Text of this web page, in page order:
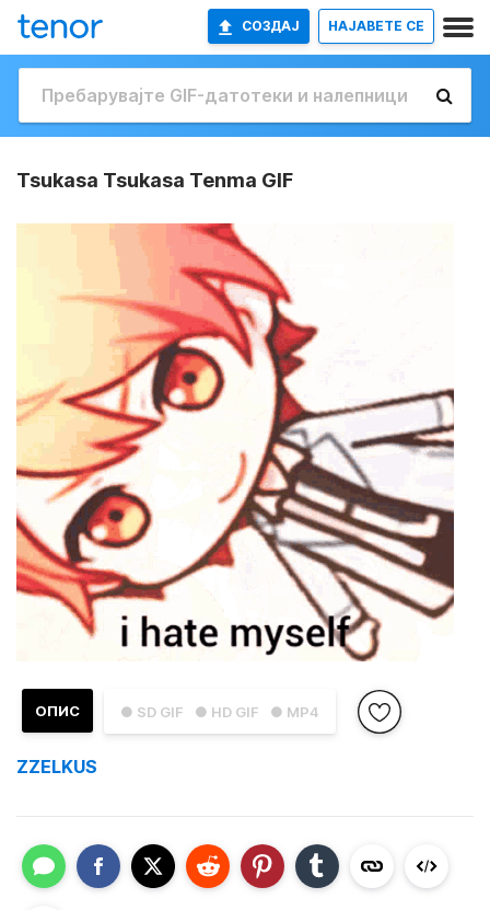
СОЗДАЈ НАЈАВETE СЕ
Tsukasa Tsukasa Tenma GIF
● SD GIF ● HD GIF ● MP4
ОПИС
ZZELKUS